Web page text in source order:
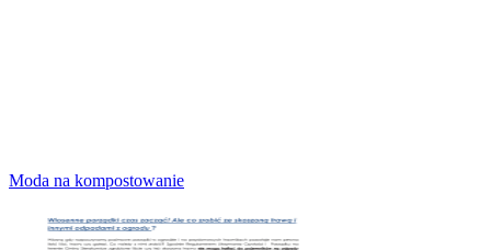
Moda na kompostowanie